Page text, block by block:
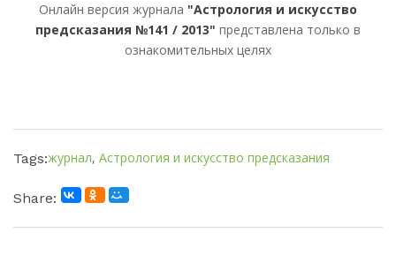
Онлайн версия журнала "Астрология и искусство
предсказания №141 / 2013" представлена только в
ознакомительных целях
Tags:журнал, Астрология и искусство предсказания
Share: